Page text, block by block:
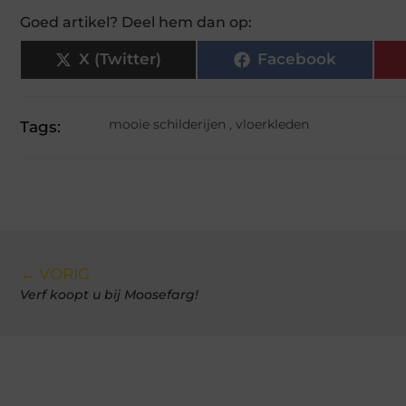
Goed artikel? Deel hem dan op:
X (Twitter) Facebook
Tags: mooie schilderijen , vloerkleden
← VORIG
Verf koopt u bij Moosefarg!